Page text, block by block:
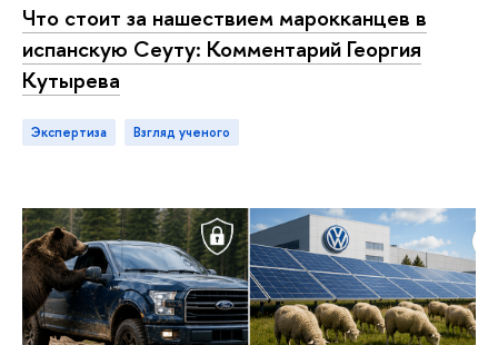
Что стоит за нашествием марокканцев в
испанскую Сеуту: Комментарий Георгия
Кутырева
Экспертиза взгляд ученого